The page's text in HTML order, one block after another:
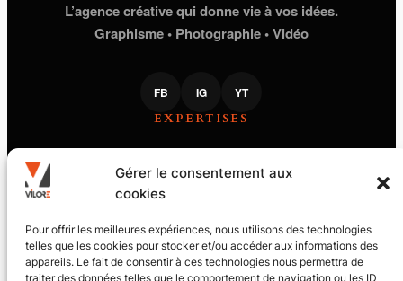
Gérer le consentement aux
cookies
Pour offrir les meilleures expériences, nous utilisons des technologies
telles que les cookies pour stocker et/ou accéder aux informations des
appareils. Le fait de consentir à ces technologies nous permettra de
traiter des données telles que le comportement de navigation ou les ID
L’agence créative qui donne vie à vos idées.
Graphisme • Photographie • Vidéo
FB IG
YT
EXPERTISES
PHOTOGRAPHIE
PRODUCTION VIDÉO
VILORE
LE JOURNAL